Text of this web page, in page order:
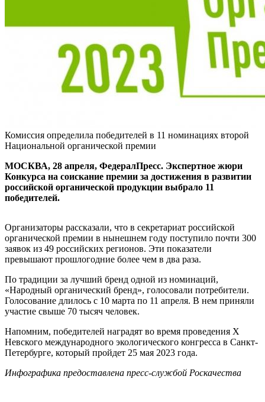
Комиссия определила победителей в 11 номинациях второй
Национальной органической премии
МОСКВА, 28 апреля, ФедералПресс. Экспертное жюри
Конкурса на соискание премии за достижения в развитии
российской органической продукции выбрало 11
победителей.
Организаторы рассказали, что в секретариат российской
органической премии в нынешнем году поступило почти 300
заявок из 49 российских регионов. Эти показатели
превышают прошлогодние более чем в два раза.
По традиции за лучший бренд одной из номинаций,
«Народный органический бренд», голосовали потребители.
Голосование длилось с 10 марта по 11 апреля. В нем приняли
участие свыше 70 тысяч человек.
Напомним, победителей наградят во время проведения X
Невского международного экологического конгресса в Санкт-
Петербурге, который пройдет 25 мая 2023 года.
Инфографика предоставлена пресс-службой Роскачества